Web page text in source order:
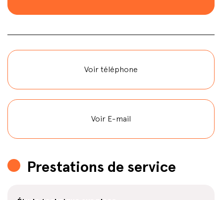
Voir téléphone
Voir E-mail
Prestations de service